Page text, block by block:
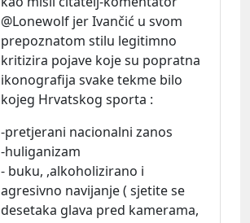
@Lonewolf jer Ivančić u svom
prepoznatom stilu legitimno
kritizira pojave koje su popratna
ikonografija svake tekme bilo
kojeg Hrvatskog sporta :
-pretjerani nacionalni zanos
-huliganizam
- buku, ,alkoholizirano i
agresivno navijanje ( sjetite se
desetaka glava pred kamerama,